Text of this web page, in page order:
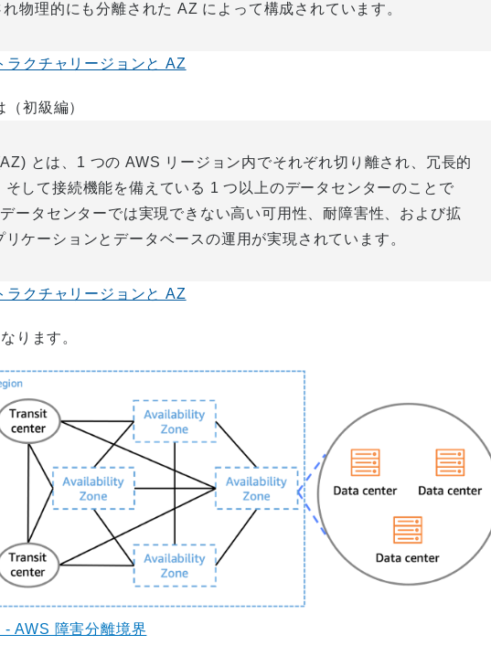
物理的にも分離された AZ によって構成されています。
ラクチャリージョンと AZ
初級編）
とは、1 つの AWS リージョン内でそれぞれ切り離され、冗長的
して接続機能を備えている 1 つ以上のデータセンターのことで
ータセンターでは実現できない高い可用性、耐障害性、および拡
ケーションとデータベースの運用が実現されています。
ラクチャリージョンと AZ
ります。
AWS 障害分離境界